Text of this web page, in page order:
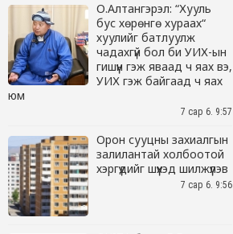
О.Алтангэрэл: “Хууль
бус хөрөнгө хураах“
хуулийг батлуулж
чадахгүй бол би УИХ-ын
гишүүн гэж яваад ч яах вэ,
УИХ гэж байгаад ч яах
юм
7 сар 6. 9:57
Орон сууцны захиалгын
залилантай холбоотой
хэргүүдийг шүүхэд шилжүүлэв
7 сар 6. 9:56